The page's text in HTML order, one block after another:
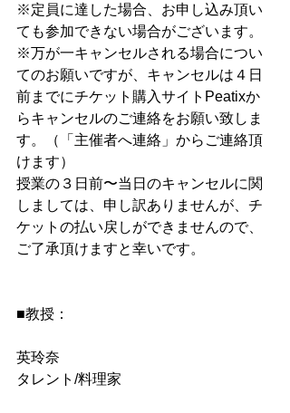
※定員に達した場合、お申し込み頂い
ても参加できない場合がございます。
※万が一キャンセルされる場合につい
てのお願いですが、キャンセルは４日
前までにチケット購入サイトPeatixか
らキャンセルのご連絡をお願い致しま
す。（「主催者へ連絡」からご連絡頂
けます）
授業の３日前〜当日のキャンセルに関
しましては、申し訳ありませんが、チ
ケットの払い戻しができませんので、
ご了承頂けますと幸いです。
■教授：
英玲奈
タレント/料理家